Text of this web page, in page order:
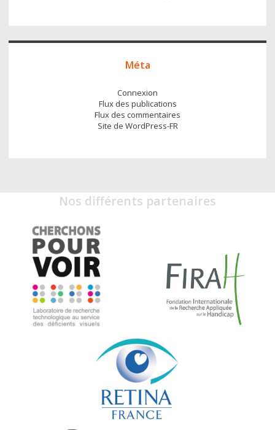
Méta
Connexion
Flux des publications
Flux des commentaires
Site de WordPress-FR
Nos différents partenaires